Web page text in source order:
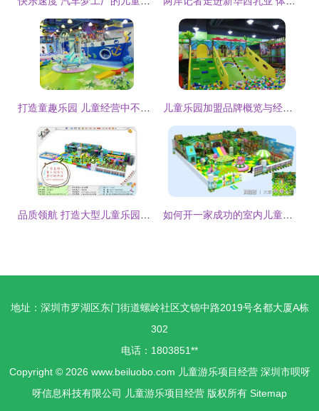
地址：深圳市罗湖区东门街道螺岭社区文锦中路2019号名都大厦A栋
302
电话：1803851**
Copyright © 2026 www.beiluobo.com 儿童游乐项目经营 深圳市呗呀
呀信息科技有限公司
儿童游乐项目经营 版权所有 Sitemap